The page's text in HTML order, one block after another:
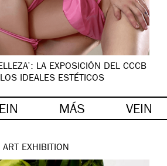
LA EXPOSICIÓN DEL CCCB
IDEALES ESTÉTICOS
MÁS VEIN
ART EXHIBITION